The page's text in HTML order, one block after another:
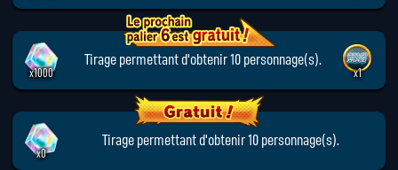
x1000
Tirage permettant d'obtenir 10 personnage(s).
x1
x0
Tirage permettant d'obtenir 10 personnage(s).